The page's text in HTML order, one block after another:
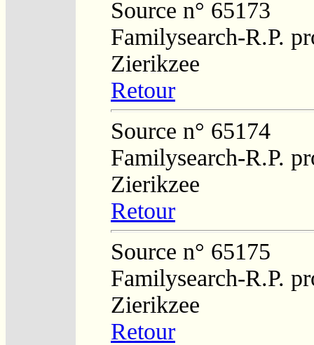
Source n° 65173
Familysearch-R.P.
Zierikzee
Retour
Source n° 65174
Familysearch-R.P.
Zierikzee
Retour
Source n° 65175
Familysearch-R.P.
Zierikzee
Retour